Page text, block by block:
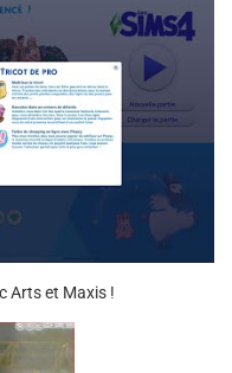
Arts et Maxis !